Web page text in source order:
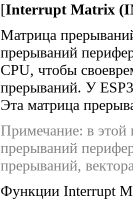
[Interrupt Matrix
Матрица
прерываний
CPU, чтобы
прерываний. У
Эта матрица
Примечание: в этой
прерываний
прерываний,
Функции Interrupt